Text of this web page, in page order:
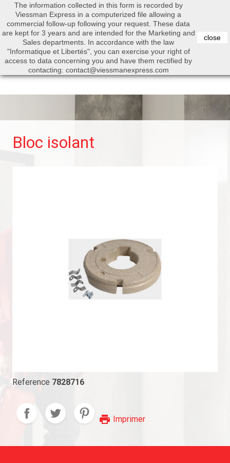
 
Search
Bloc isolant
Reference 7828716
print Imprimer
The information collected in this form is recorded by
Viessman Express in a computerized file allowing a
commercial follow-up following your request. These data
are kept for 3 years and are intended for the Marketing and
Sales departments. In accordance with the law
"Informatique et Libertés", you can exercise your right of
access to data concerning you and have them rectified by
contacting: contact@viessmanexpress.com
close